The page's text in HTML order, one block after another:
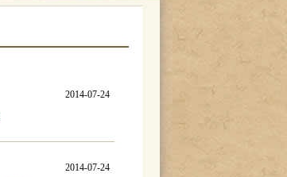
2014-07-24
2014-07-24